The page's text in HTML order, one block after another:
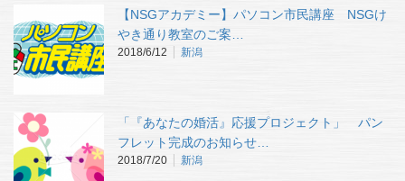
【NSGアカデミー】パソコン市民講座 NSGけ
やき通り教室のご案…
2018/6/12 新潟
「『あなたの婚活』応援プロジェクト」 パン
フレット完成のお知らせ…
2018/7/20 新潟